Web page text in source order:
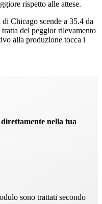
rispetto alle attese.
Chicago scende a 35.4 da
del peggior rilevamento
alla produzione tocca i
nella tua
sono trattati secondo